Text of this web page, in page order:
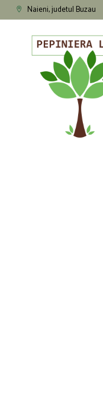
Naieni, judetul Buzau